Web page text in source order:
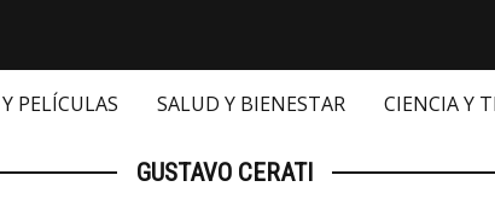
PELÍCULAS SALUD Y BIENESTAR CIENCIA Y
GUSTAVO CERATI